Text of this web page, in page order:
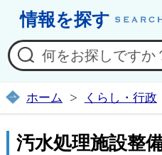
情報を探す
ホーム くらし・行政
汚水処理施設整